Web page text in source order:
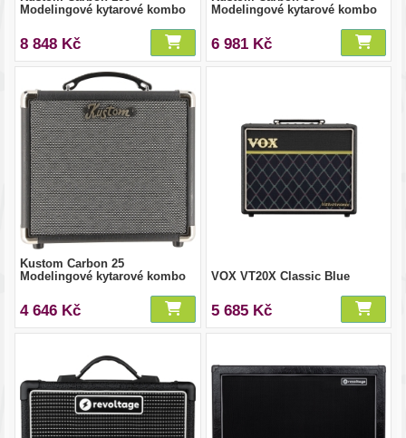
Modelingové kytarové kombo
8 848 Kč
Modelingové kytarové kombo
6 981 Kč
Kustom Carbon 25
Modelingové kytarové kombo
4 646 Kč
VOX VT20X Classic Blue
5 685 Kč